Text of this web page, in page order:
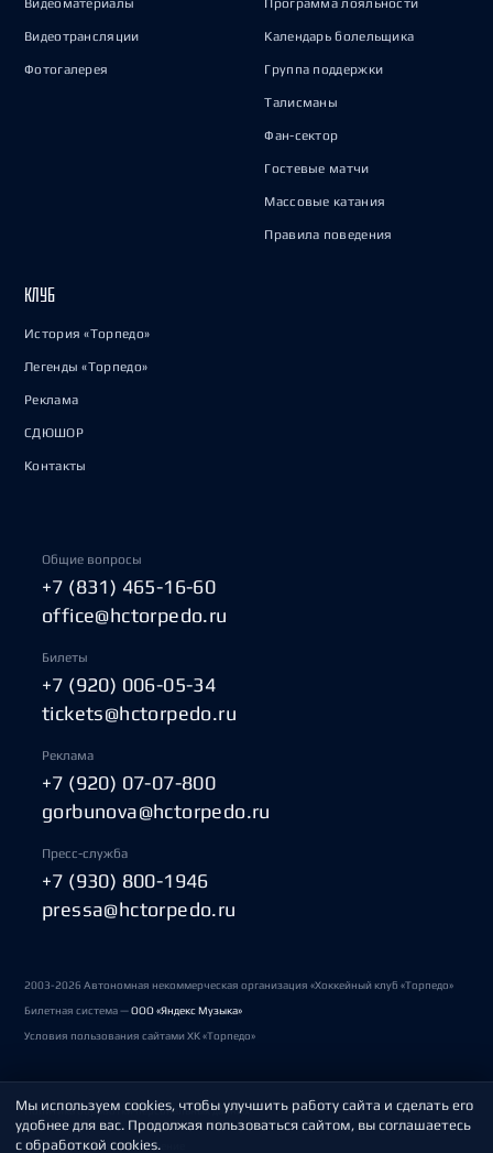
Видеоматериалы
Видеотрансляции
Фотогалерея
Программа лояльности
Календарь болельщика
Группа поддержки
Талисманы
Фан-сектор
Гостевые матчи
Массовые катания
Правила поведения
КЛУБ
История «Торпедо»
Легенды «Торпедо»
Реклама
СДЮШОР
Контакты
Общие вопросы
+7 (831) 465-16-60
office@hctorpedo.ru
Билеты
+7 (920) 006-05-34
tickets@hctorpedo.ru
Реклама
+7 (920) 07-07-800
gorbunova@hctorpedo.ru
Пресс-служба
+7 (930) 800-1946
pressa@hctorpedo.ru
2003-2026 Автономная некоммерческая организация «Хоккейный клуб «Торпедо»
Билетная система —ООО «Яндекс Музыка»
Условия пользования сайтами ХК «Торпедо»
Политика обработки персональных данных
Пользовательское соглашение
Мы используем cookies, чтобы улучшить работу сайта и сделать его
удобнее для вас. Продолжая пользоваться сайтом, вы соглашаетесь
с обработкой cookies.